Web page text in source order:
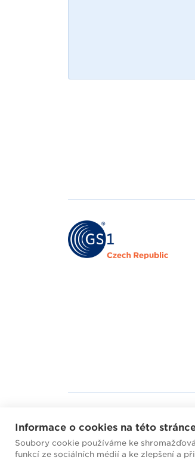
Informace o cookies na této
Soubory cookie používáme ke
funkcí ze sociálních médií a ke zlepšení a